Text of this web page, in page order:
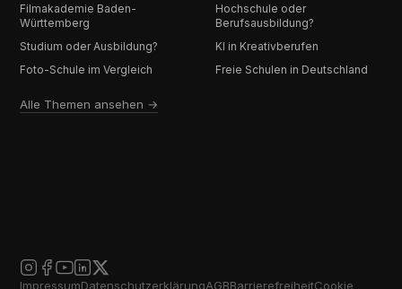
Filmakademie Baden-
Württemberg
Hochschule oder
Berufsausbildung?
Studium oder Ausbildung?
KI in Kreativberufen
Foto-Schule im Vergleich
Freie Schulen in Deutschland
Alle Themen ansehen →
ImpressumDatenschutzerklärungAGBBarrierefreiheitCookie